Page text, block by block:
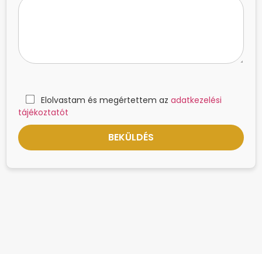
Elolvastam és megértettem az adatkezelési
tájékoztatót